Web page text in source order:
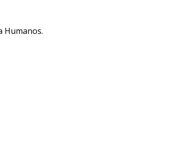
Humanos.